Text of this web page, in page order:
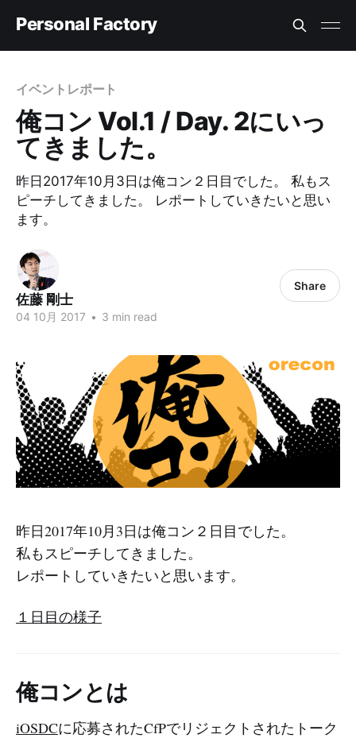
Personal Factory
イベントレポート
俺コン Vol.1 / Day. 2にいっ
てきました。
昨日2017年10月3日は俺コン２日目でした。 私もス
ピーチしてきました。 レポートしていきたいと思い
ます。 ​
佐藤 剛士
04 10月 2017 • 3 min read
Share
昨日2017年10月3日は俺コン２日目でした。
私もスピーチしてきました。
レポートしていきたいと思います。
１日目の様子
俺コンとは
iOSDCに応募されたCfPでリジェクトされたトーク